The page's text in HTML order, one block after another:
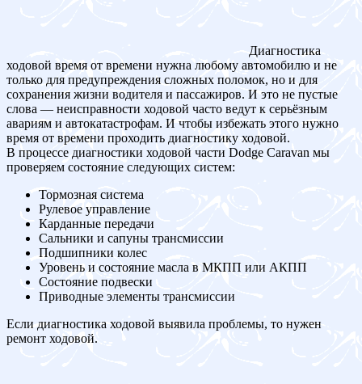
Диагностика
ходовой время от времени нужна любому автомобилю и не
только для предупреждения сложных поломок, но и для
сохранения жизни водителя и пассажиров. И это не пустые
слова — неисправности ходовой часто ведут к серьёзным
авариям и автокатастрофам. И чтобы избежать этого нужно
время от времени проходить диагностику ходовой.
В процессе диагностики ходовой части Dodge Caravan мы
проверяем состояние следующих систем:
Тормозная система
Рулевое управление
Карданные передачи
Сальники и сапуны трансмиссии
Подшипники колес
Уровень и состояние масла в МКПП или АКПП
Состояние подвески
Приводные элементы трансмиссии
Если диагностика ходовой выявила проблемы, то нужен
ремонт ходовой.